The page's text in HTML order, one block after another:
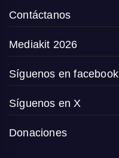
Contáctanos
Mediakit 2026
Síguenos en facebook
Síguenos en X
Donaciones